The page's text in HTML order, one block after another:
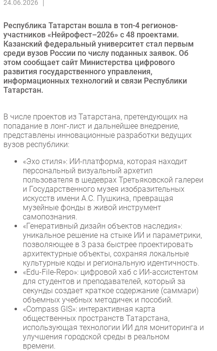
Фиксированная связь
Интеграция
Рынок ПК
Маркетинг
Торговые сети
Оборудование
ПО
Кадры
Регулирование
Финансы
Web
Безопасность
Инновации
CIO/Управление ИТ
Гаджеты
Здоровье
РАЗДЕЛЫ
Новости
Аналитика
Интервью
Мероприятия
Проекты
IT класс
24.06.2026
Республика Татарстан вошла в топ-4 регионов-
участников «Нейрофест–2026» с 48 проектами.
Казанский федеральный университет стал первым
среди вузов России по числу поданных заявок. Об
этом сообщает сайт Министерства цифрового
развития государственного управления,
информационных технологий и связи Республики
Татарстан.
В числе проектов из Татарстана, претендующих на
попадание в лонг-лист и дальнейшее внедрение,
представлены инновационные разработки ведущих
вузов республики:
«Эхо стиля»: ИИ-платформа, которая находит
персональный визуальный архетип
пользователя в шедеврах Третьяковской галереи
и Государственного музея изобразительных
искусств имени А.С. Пушкина, превращая
музейные фонды в живой инструмент
самопознания.
«Генеративный дизайн объектов наследия»:
уникальное решение на стыке ИИ и параметрики,
позволяющее в 3 раза быстрее проектировать
архитектурные объекты, сохраняя локальные
культурные коды и региональную идентичность.
«Edu-File-Repo»: цифровой хаб с ИИ-ассистентом
для студентов и преподавателей, который за
секунды создает краткое содержание (саммари)
объемных учебных методичек и пособий.
«Compass GIS»: интерактивная карта
общественных пространств Татарстана,
использующая технологии ИИ для мониторинга и
улучшения городской среды в реальном
времени.